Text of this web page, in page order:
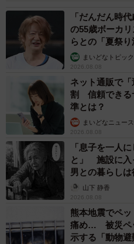
生活をあげる人が多いようで
【出典】
株式会社NEXERと株式会社
▽株式会社エアドア
https://airdoor.jp/
「だんだん時
の55歳ボーカ
らとの「夏祭
まいどなトピック
2026.08.08
ネット通販で
割 信頼できる
準とは？
まいどなニュー
2026.08.08
「息子を一人
と」 施設に入
男との暮らし
から】山下 静香
2026.08.08
熊本地震でペ
痛め… 被災ペ
示する「動物